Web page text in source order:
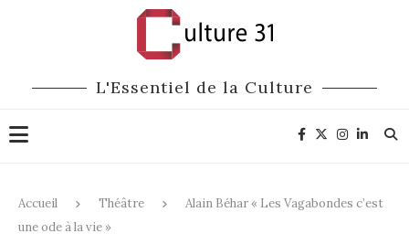
L'Essentiel de la Culture
Accueil Théâtre
Alain Béhar « Les Vagabondes c’est
une ode à la vie »